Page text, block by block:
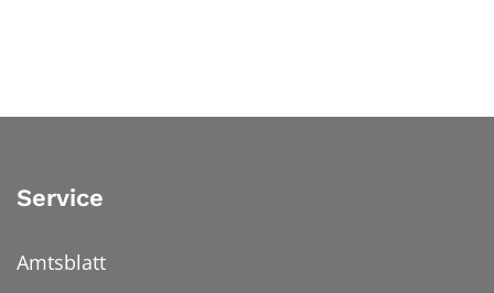
Service
Amtsblatt